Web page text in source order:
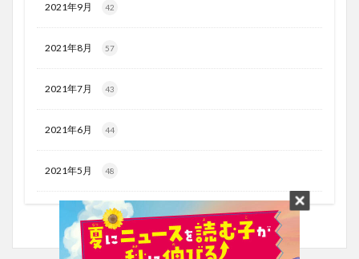
2021年9月 42
2021年8月 57
2021年7月 43
2021年6月 44
2021年5月 48